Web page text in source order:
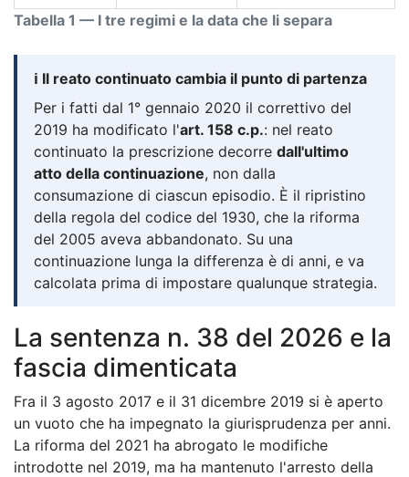
Tabella 1 — I tre regimi e la data che li separa
ℹ️ Il reato continuato cambia il punto di partenza
Per i fatti dal 1° gennaio 2020 il correttivo del
2019 ha modificato l'art. 158 c.p.: nel reato
continuato la prescrizione decorre dall'ultimo
atto della continuazione, non dalla
consumazione di ciascun episodio. È il ripristino
della regola del codice del 1930, che la riforma
del 2005 aveva abbandonato. Su una
continuazione lunga la differenza è di anni, e va
calcolata prima di impostare qualunque strategia.
La sentenza n. 38 del 2026 e la
fascia dimenticata
Fra il 3 agosto 2017 e il 31 dicembre 2019 si è aperto
un vuoto che ha impegnato la giurisprudenza per anni.
La riforma del 2021 ha abrogato le modifiche
introdotte nel 2019, ma ha mantenuto l'arresto della